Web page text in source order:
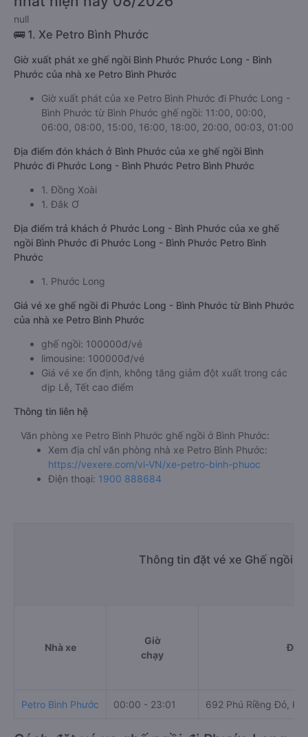
null
🚌 1. Xe Petro Bình Phước
Giờ xuất phát xe ghế ngồi Bình Phước Phước Long - Bình
Phước của nhà xe Petro Bình Phước
Giờ xuất phát của xe Petro Bình Phước đi Phước Long -
Bình Phước từ Bình Phước ghế ngồi: 11:00, 00:00,
06:00, 08:00, 15:00, 16:00, 18:00, 20:00, 00:03, 01:00
Địa điểm đón khách ở Bình Phước của xe ghế ngồi Bình
Phước đi Phước Long - Bình Phước Petro Bình Phước
1. Đồng Xoài
1. Đắk Ơ
Địa điểm trả khách ở Phước Long - Bình Phước của xe ghế
ngồi Bình Phước đi Phước Long - Bình Phước Petro Bình
Phước
1. Phước Long
Giá vé xe ghế ngồi đi Phước Long - Bình Phước từ Bình Phước
của nhà xe Petro Bình Phước
ghế ngồi: 100000đ/vé
limousine: 100000đ/vé
Giá vé xe ổn định, không tăng giảm đột xuất trong các
dịp Lễ, Tết cao điểm
Thông tin liên hệ
Văn phòng xe Petro Bình Phước ghế ngồi ở Bình Phước:
Xem địa chỉ văn phòng nhà xe Petro Bình Phước:
https://vexere.com/vi-VN/xe-petro-binh-phuoc
Điện thoại: 1900 888684
Thông tin đặt vé xe Ghế ngồi
Nhà xe
Giờ
chạy
Petro Bình Phước 00:00 - 23:01 692 Phú Riềng Đỏ, KP